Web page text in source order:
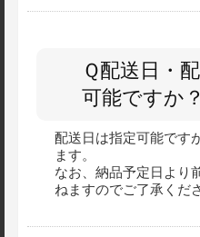
Ｑ配送日・
可能ですか？
配送日は指定可能です
ます。
なお、納品予定日より
ねますのでご了承くだ